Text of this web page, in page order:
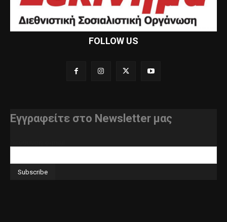
FOLLOW US
Εγγραφείτε στο Newsletter μας